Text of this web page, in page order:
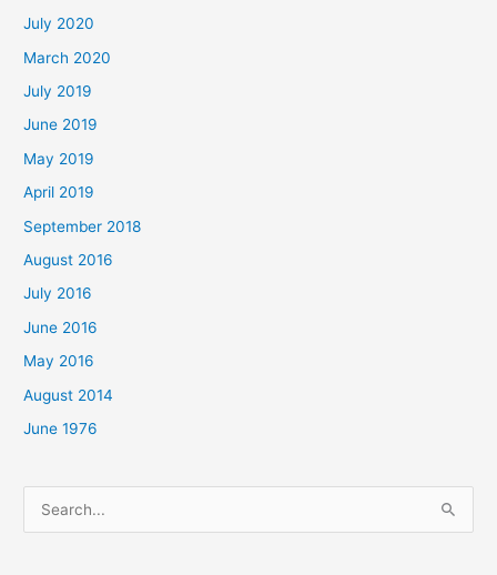
July 2020
March 2020
July 2019
June 2019
May 2019
April 2019
September 2018
August 2016
July 2016
June 2016
May 2016
August 2014
June 1976
Search
for: